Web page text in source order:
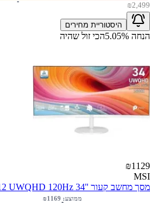
₪2,499
היסטוריית מחירים
הנחה 5.05% הכי זול שהיה
₪1129
MSI
מסך מחשב קעור ''MSI PRO MP341CQW E12 UWQHD 120Hz 34
ממוצע: ₪ 1169